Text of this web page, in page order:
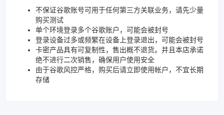
不保证谷歌账号可用于任何第三方关联业务，请先少量
购买测试
单个环境登录多个谷歌账户，可能会被封号
登录设备过多或频繁在设备上登录退出，可能会被封号
卡密产品具有可复制性，售出概不退货。并且本店承诺
绝不进行二次销售，确保用户使用安全
由于谷歌风控严格，购买后请立即使用帐户，不宜长期
存储